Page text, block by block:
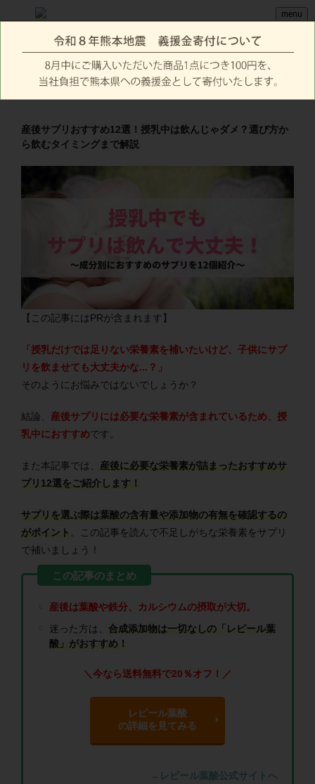
menu
産後サプリおすすめ12選！授乳中は飲んじゃダメ？選び方か
ら飲むタイミングまで解説
【この記事にはPRが含まれます】
「授乳だけでは足りない栄養素を補いたいけど、子供にサプ
リを飲ませても大丈夫かな...？」
そのようにお悩みではないでしょうか？
結論、 産後サプリには必要な栄養素が含まれているため、授
乳中におすすめです。
また本記事では、 産後に必要な栄養素が詰まったおすすめサ
プリ12選をご紹介します！
サプリを選ぶ際は葉酸の含有量や添加物の有無を確認するの
がポイント
。この記事を読んで不足しがちな栄養素をサプリ
で補いましょう！
産後は葉酸や鉄分、カルシウムの摂取が大切。
迷った方は、 合成添加物は一切なしの「レピール葉
酸」がおすすめ！
＼今なら送料無料で20％オフ！／
レピール葉酸
の詳細を見てみる
→レピール葉酸公式サイトへ